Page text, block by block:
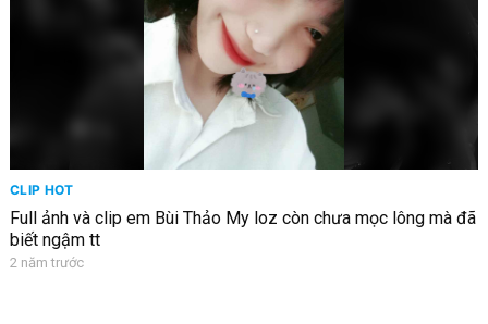
CLIP HOT
Full ảnh và clip em Bùi Thảo My loz còn chưa mọc lông mà đã
biết ngậm tt
2 năm trước